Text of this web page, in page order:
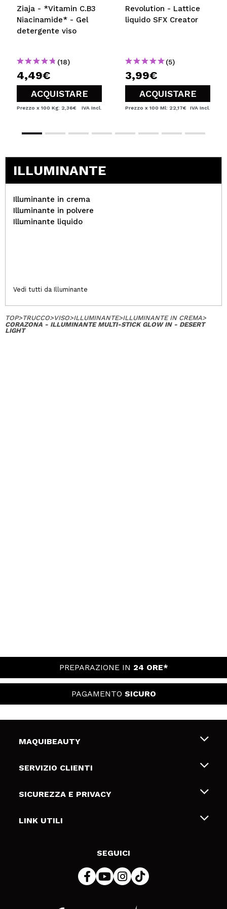
Ziaja - *Vitamin C.B3
Niacinamide* - Gel
detergente viso
(18)
4,49€
ACQUISTARE
Prezzo x 100 Kg: 2,36€ IVA Incl.
Revolution - Lattice
liquido SFX Creator
(5)
3,99€
ACQUISTARE
Prezzo x 100 Ml: 22,17€ IVA Incl.
ILLUMINANTE
Illuminante in crema
Illuminante in polvere
Illuminante liquido
Vedi tutti da Illuminante
TOP>TRUCCO>VISO>ILLUMINANTE>ILLUMINANTE IN CREMA>
CORAZONA - ILLUMINANTE MULTI-STICK GLOW IN - DESERT
LIGHT
PREPARAZIONE IN 24 ORE*
PAGAMENTO SICURO
MAQUIBEAUTY
Chi siamo
Gift Cards
SERVIZIO CLIENTI
Spedizioni & Resi
Metodi di pagamamento
SICUREZZA E PRIVACY
Termini e condizioni
LINK UTILI
SEGUICI